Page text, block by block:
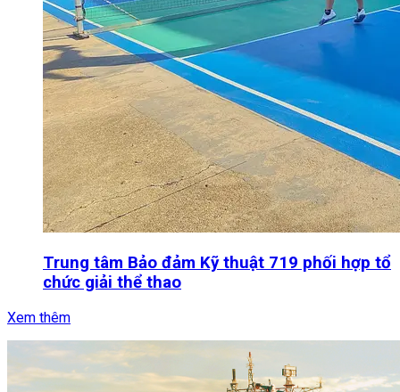
Trung tâm Bảo đảm Kỹ thuật 719 phối hợp tổ
chức giải thể thao
Xem thêm